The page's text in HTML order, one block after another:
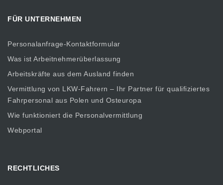
FÜR UNTERNEHMEN
Personalanfrage-Kontaktformular
Was ist Arbeitnehmerüberlassung
Arbeitskräfte aus dem Ausland finden
Vermittlung von LKW-Fahrern – Ihr Partner für qualifiziertes
Fahrpersonal aus Polen und Osteuropa
Wie funktioniert die Personalvermittlung
Webportal
RECHTLICHES